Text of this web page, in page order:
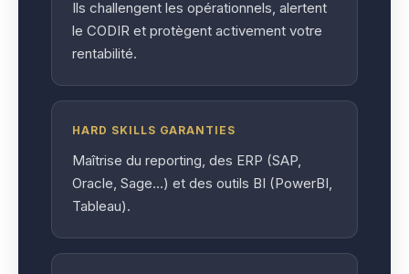
Ils challengent les opérationnels, alertent
le CODIR et protègent activement votre
rentabilité.
HARD SKILLS GARANTIES
Maîtrise du reporting, des ERP (SAP,
Oracle, Sage…) et des outils BI (PowerBI,
Tableau).